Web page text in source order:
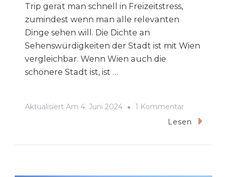
Trip gerät man schnell in Freizeitstress,
zumindest wenn man alle relevanten
Dinge sehen will. Die Dichte an
Sehenswürdigkeiten der Stadt ist mit Wien
vergleichbar. Wenn Wien auch die
schönere Stadt ist, ist …
Aktualisiert Am 4. Juni 2024 1 KommentarZu
Welche
Lesen